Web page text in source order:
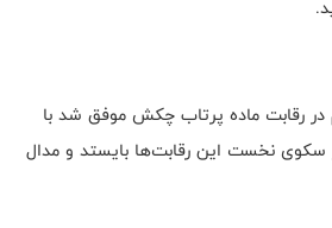
رقابت ماده پرتاب چکش موفق شد با
بر سکوی نخست این رقابت‌ها بایستد و مدال